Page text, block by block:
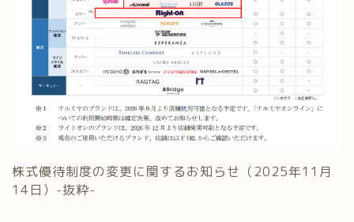
株式優待制度の変更に関するお知らせ（2025年11月
14日）-抜粋-